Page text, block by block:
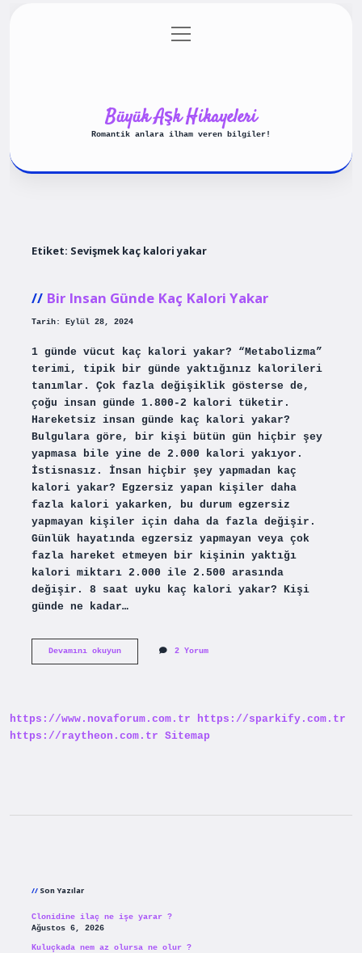
Gizlilik Politikası
menüyü
aç
Büyük Aşk Hikayeleri
Romantik anlara ilham veren bilgiler!
Etiket: Sevişmek kaç kalori yakar
Bir Insan Günde Kaç Kalori Yakar
Tarih: Eylül 28, 2024
1 günde vücut kaç kalori yakar? “Metabolizma”
terimi, tipik bir günde yaktığınız kalorileri
tanımlar. Çok fazla değişiklik gösterse de,
çoğu insan günde 1.800-2 kalori tüketir.
Hareketsiz insan günde kaç kalori yakar?
Bulgulara göre, bir kişi bütün gün hiçbir şey
yapmasa bile yine de 2.000 kalori yakıyor.
İstisnasız. İnsan hiçbir şey yapmadan kaç
kalori yakar? Egzersiz yapan kişiler daha
fazla kalori yakarken, bu durum egzersiz
yapmayan kişiler için daha da fazla değişir.
Günlük hayatında egzersiz yapmayan veya çok
fazla hareket etmeyen bir kişinin yaktığı
kalori miktarı 2.000 ile 2.500 arasında
değişir. 8 saat uyku kaç kalori yakar? Kişi
günde ne kadar…
Devamını okuyunBir
2 Yorum
https://www.novaforum.com.tr
https://sparkify.com.tr
https://raytheon.com.tr Sitemap
Son Yazılar
Clonidine ilaç ne işe yarar ?
Ağustos 6, 2026
Kuluçkada nem az olursa ne olur ?